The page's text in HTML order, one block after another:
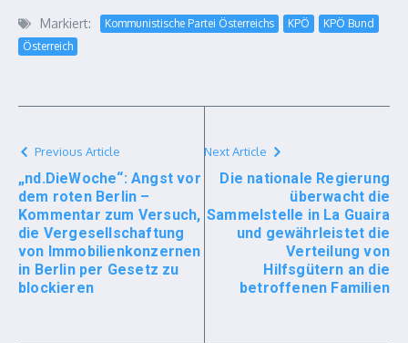
Markiert: Kommunistische Partei Österreichs KPÖ
KPÖ Bund
Österreich
Previous Article
„nd.DieWoche“: Angst vor
dem roten Berlin –
Kommentar zum Versuch,
die Vergesellschaftung
von Immobilienkonzernen
in Berlin per Gesetz zu
blockieren
Next Article
Die nationale Regierung
überwacht die
Sammelstelle in La Guaira
und gewährleistet die
Verteilung von
Hilfsgütern an die
betroffenen Familien